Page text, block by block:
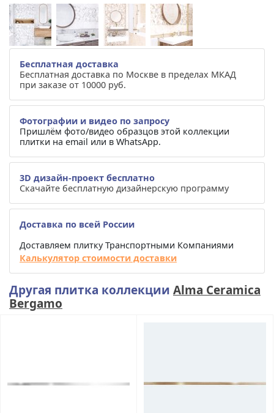
Бесплатная доставка
Бесплатная доставка по Москве в пределах МКАД
при заказе от 10000 руб.
Фотографии и видео по запросу
Пришлём фото/видео образцов этой коллекции
плитки на email или в WhatsApp.
3D дизайн-проект бесплатно
Скачайте бесплатную дизайнерскую программу
Доставка по всей России
Доставляем плитку Транспортными Компаниями
Калькулятор стоимости доставки
Другая плитка коллекции Alma Ceramica
Bergamo